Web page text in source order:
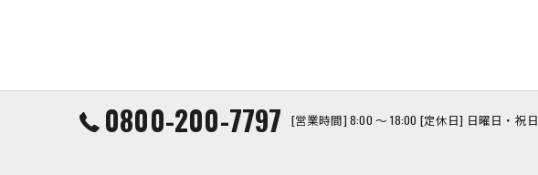
0800-200-7797 [営業時間] 8:00 ～ 18:00 [定休日] 日曜日・祝日